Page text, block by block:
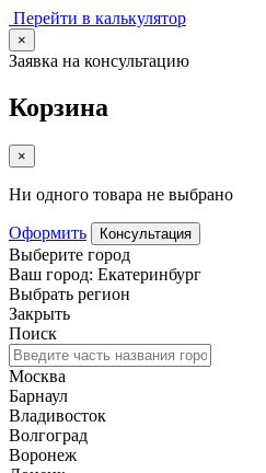
Перейти в калькулятор
×
Заявка на консультацию
Корзина
×
Ни одного товара не выбрано
Оформить Консультация
Выберите город
Ваш город: Екатеринбург
Выбрать регион
Закрыть
Поиск
Москва
Барнаул
Владивосток
Волгоград
Воронеж